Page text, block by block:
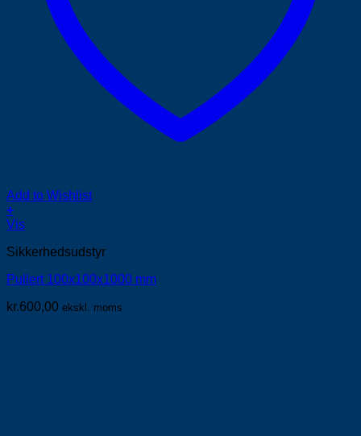
Add to Wishlist
+
Vis
Sikkerhedsudstyr
Pullert 100x100x1000 mm
kr.600,00 ekskl. moms